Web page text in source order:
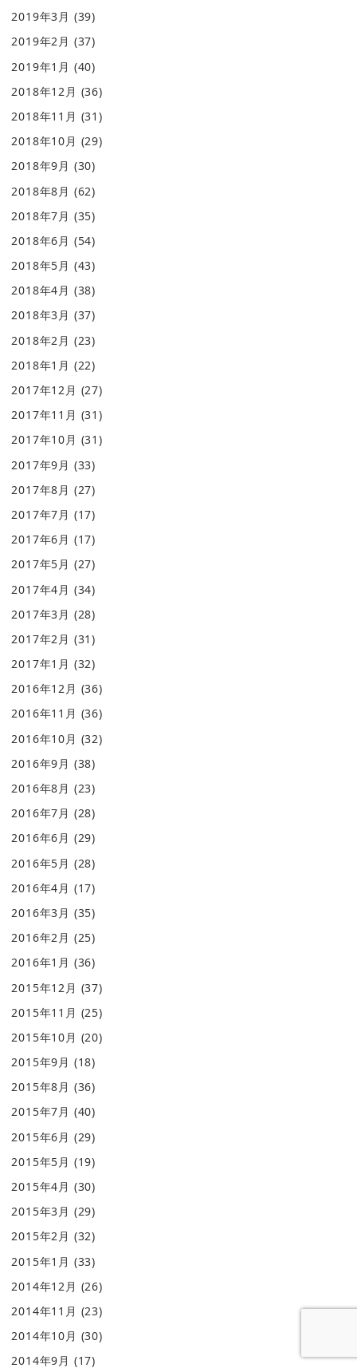
2019年3月 (39)
2019年2月 (37)
2019年1月 (40)
2018年12月 (36)
2018年11月 (31)
2018年10月 (29)
2018年9月 (30)
2018年8月 (62)
2018年7月 (35)
2018年6月 (54)
2018年5月 (43)
2018年4月 (38)
2018年3月 (37)
2018年2月 (23)
2018年1月 (22)
2017年12月 (27)
2017年11月 (31)
2017年10月 (31)
2017年9月 (33)
2017年8月 (27)
2017年7月 (17)
2017年6月 (17)
2017年5月 (27)
2017年4月 (34)
2017年3月 (28)
2017年2月 (31)
2017年1月 (32)
2016年12月 (36)
2016年11月 (36)
2016年10月 (32)
2016年9月 (38)
2016年8月 (23)
2016年7月 (28)
2016年6月 (29)
2016年5月 (28)
2016年4月 (17)
2016年3月 (35)
2016年2月 (25)
2016年1月 (36)
2015年12月 (37)
2015年11月 (25)
2015年10月 (20)
2015年9月 (18)
2015年8月 (36)
2015年7月 (40)
2015年6月 (29)
2015年5月 (19)
2015年4月 (30)
2015年3月 (29)
2015年2月 (32)
2015年1月 (33)
2014年12月 (26)
2014年11月 (23)
2014年10月 (30)
2014年9月 (17)